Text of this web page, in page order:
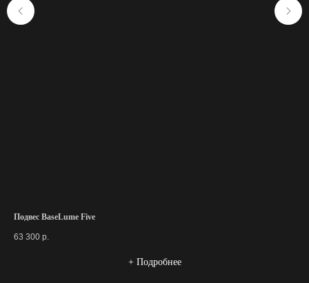
Подвес BaseLume Five
63 300 р.
+ Подробнее